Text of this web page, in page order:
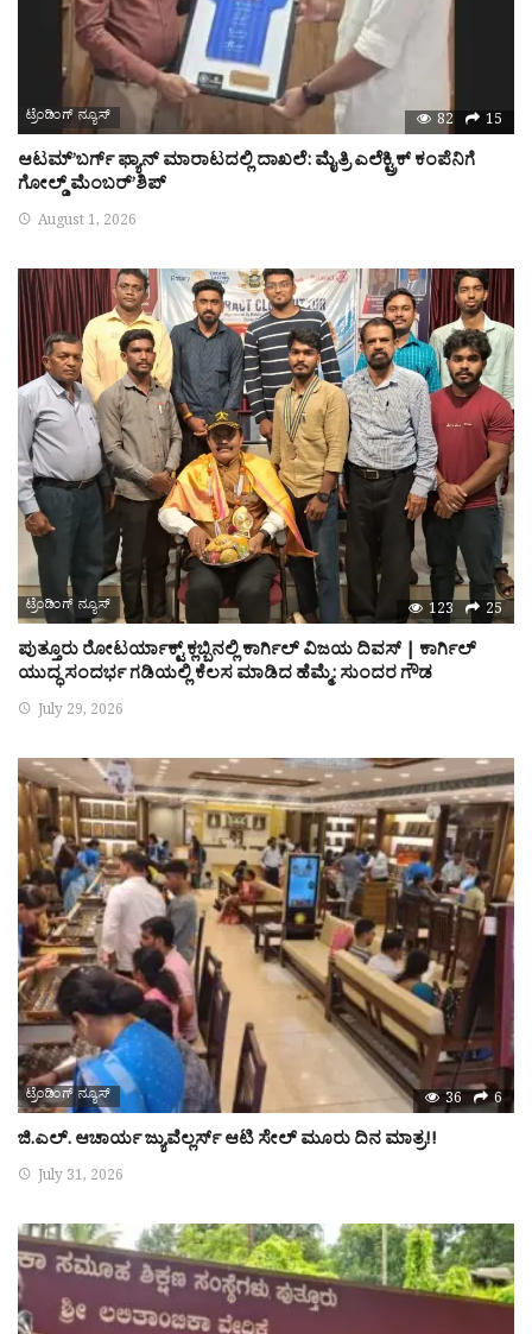
ಟ್ರೆಂಡಿಂಗ್ ನ್ಯೂಸ್ 82 15
ಆಟಮ್’ಬರ್ಗ್ ಫ್ಯಾನ್ ಮಾರಾಟದಲ್ಲಿ ದಾಖಲೆ: ಮೈತ್ರಿ ಎಲೆಕ್ಟ್ರಿಕ್ ಕಂಪೆನಿಗೆ
ಗೋಲ್ಡ್ ಮೆಂಬರ್’ಶಿಪ್
August 1, 2026
ಟ್ರೆಂಡಿಂಗ್ ನ್ಯೂಸ್ 123 25
ಪುತ್ತೂರು ರೋಟರ್ಯಾಕ್ಟ್ ಕ್ಲಬ್ಬಿನಲ್ಲಿ ಕಾರ್ಗಿಲ್ ವಿಜಯ ದಿವಸ್ | ಕಾರ್ಗಿಲ್
ಯುದ್ಧ ಸಂದರ್ಭ ಗಡಿಯಲ್ಲಿ ಕೆಲಸ ಮಾಡಿದ ಹೆಮ್ಮೆ: ಸುಂದರ ಗೌಡ
July 29, 2026
ಟ್ರೆಂಡಿಂಗ್ ನ್ಯೂಸ್ 36 6
ಜಿ.ಎಲ್. ಆಚಾರ್ಯ ಜ್ಯುವೆಲ್ಲರ್ಸ್ ಆಟಿ ಸೇಲ್ ಮೂರು ದಿನ ಮಾತ್ರ!!
July 31, 2026